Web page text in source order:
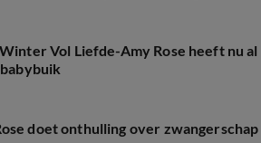
Vol Liefde-Amy Rose heeft nu al
doet onthulling over zwangerschap